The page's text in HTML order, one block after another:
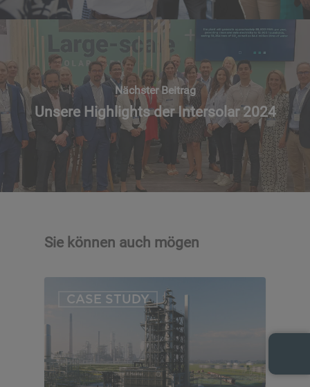
Nächster Beitrag
Unsere Highlights der Intersolar 2024
Sie können auch mögen
CASE STUDY